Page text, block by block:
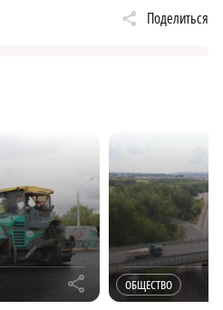
Поделиться
r ОБЩЕСТВО